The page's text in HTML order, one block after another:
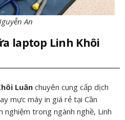
An
laptop Linh Khôi
Luân chuyên cung cấp dịch
mực máy in giá rẻ tại Cần
nghiệm trong ngành nghề, Linh